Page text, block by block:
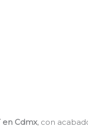
en Cdmx, con